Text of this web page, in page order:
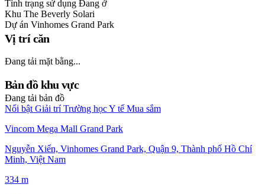
Tình trạng sử dụng Đang ở
Khu The Beverly Solari
Dự án Vinhomes Grand Park
Vị trí căn
Đang tải mặt bằng...
Bản đồ khu vực
Đang tải bản đồ
Nổi bật Giải trí Trường họcY tế Mua sắm
Vincom Mega Mall Grand Park
Nguyễn Xiển, Vinhomes Grand Park, Quận 9, Thành phố Hồ Chí
Minh, Việt Nam
334 m